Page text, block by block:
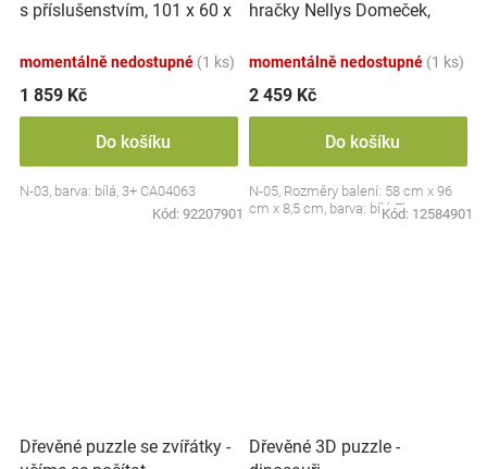
s příslušenstvím, 101 x 60 x
momentálně nedostupné (1 ks)
1 859 Kč
Do košíku
N-03, barva: bílá, 3+ CA04063
Kód: 92207901
hračky Nellys Domeček,
momentálně nedostupné (1 ks)
2 459 Kč
Do košíku
N-05, Rozměry balení: 58 cm x 96
cm x 8,5 cm, barva: bílá Flowers
Kód: 12584901
Dřevěné puzzle se zvířátky -
Dřevěné 3D puzzle -